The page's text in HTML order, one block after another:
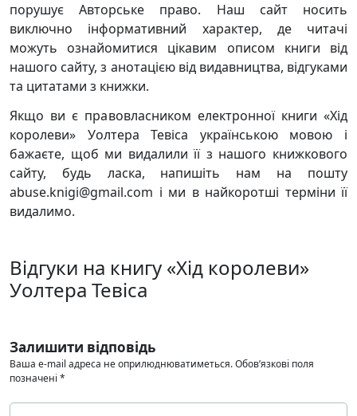
порушує Авторське право. Наш сайт носить
виключно інформативний характер, де читачі
можуть ознайомитися цікавим описом книги від
нашого сайту, з анотацією від видавництва, відгуками
та цитатами з книжки.
Якщо ви є правовласником електронної книги «Хід
королеви» Уолтера Тевіса українською мовою і
бажаєте, щоб ми видалили її з нашого книжкового
сайту, будь ласка, напишіть нам на пошту
abuse.knigi@gmail.com і ми в найкоротші терміни її
видалимо.
Відгуки на книгу «Хід королеви»
Уолтера Тевіса
Залишити відповідь
Ваша e-mail адреса не оприлюднюватиметься.Обов’язкові поля
позначені *